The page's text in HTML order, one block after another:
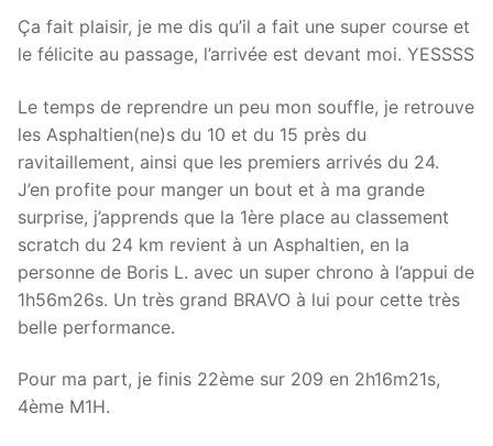
Ça fait plaisir, je me dis qu’il a fait une super course et
le félicite au passage, l’arrivée est devant moi. YESSSS
Le temps de reprendre un peu mon souffle, je retrouve
les Asphaltien(ne)s du 10 et du 15 près du
ravitaillement, ainsi que les premiers arrivés du 24.
J’en profite pour manger un bout et à ma grande
surprise, j’apprends que la 1ère place au classement
scratch du 24 km revient à un Asphaltien, en la
personne de Boris L. avec un super chrono à l’appui de
1h56m26s. Un très grand BRAVO à lui pour cette très
belle performance.
Pour ma part, je finis 22ème sur 209 en 2h16m21s,
4ème M1H.